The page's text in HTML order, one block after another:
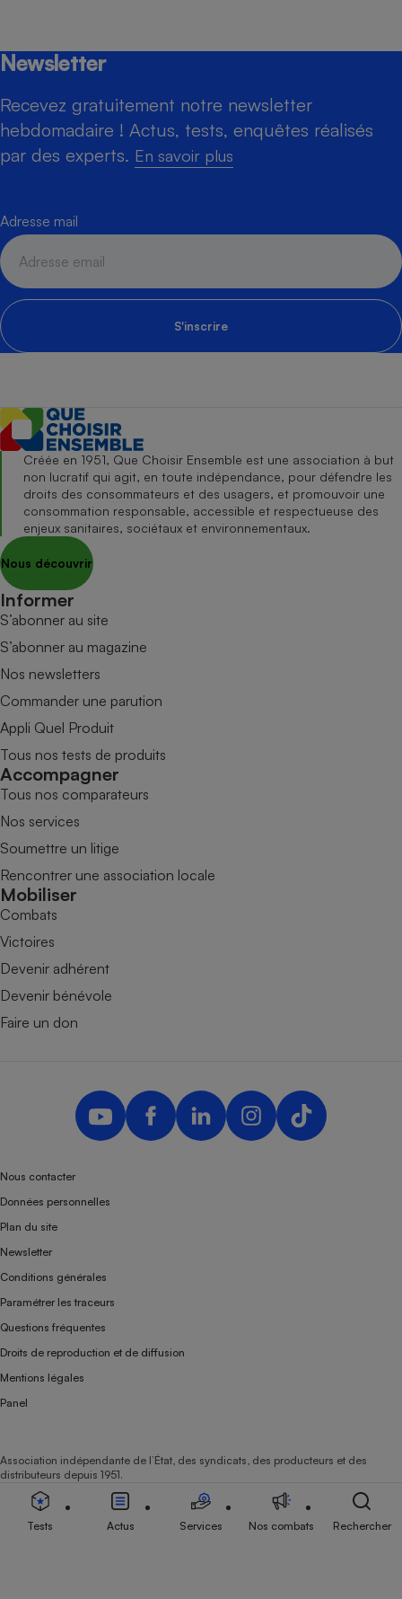
Newsletter
Recevez gratuitement notre newsletter
hebdomadaire ! Actus, tests, enquêtes réalisés
par des experts. En savoir plus
Adresse mail
S'inscrire
Créée en 1951, Que Choisir Ensemble est une association à but
non lucratif qui agit, en toute indépendance, pour défendre les
droits des consommateurs et des usagers, et promouvoir une
consommation responsable, accessible et respectueuse des
enjeux sanitaires, sociétaux et environnementaux.
Nous découvrir
Informer
S’abonner au site
S’abonner au magazine
Nos newsletters
Commander une parution
Appli Quel Produit
Tous nos tests de produits
Accompagner
Tous nos comparateurs
Nos services
Soumettre un litige
Rencontrer une association locale
Mobiliser
Combats
Victoires
Devenir adhérent
Devenir bénévole
Faire un don
Nous contacter
Données personnelles
Plan du site
Newsletter
Conditions générales
Paramétrer les traceurs
Questions fréquentes
Droits de reproduction et de diffusion
Mentions légales
Panel
Association indépendante de l’État, des syndicats, des producteurs et des
distributeurs depuis 1951.
Tests Actus Services Nos combats Rechercher